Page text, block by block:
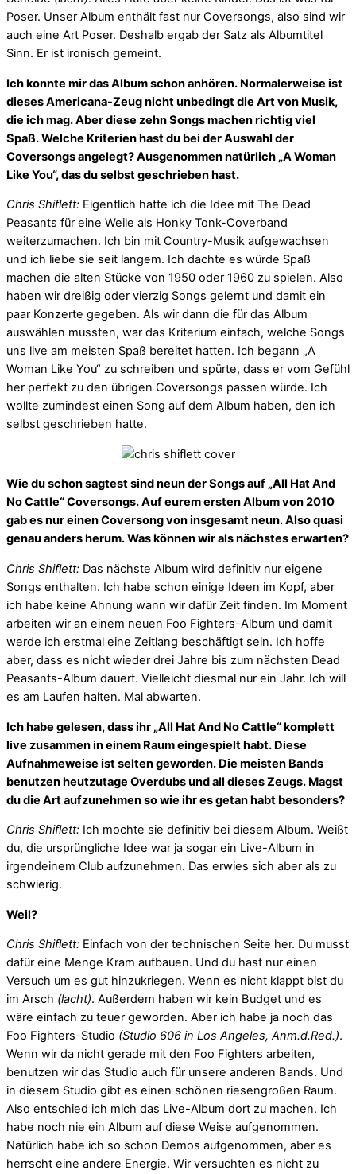
Poser. Unser Album enthält fast nur Coversongs, also sind wir
auch eine Art Poser. Deshalb ergab der Satz als Albumtitel
Sinn. Er ist ironisch gemeint.
Ich konnte mir das Album schon anhören. Normalerweise ist
dieses Americana-Zeug nicht unbedingt die Art von Musik,
die ich mag. Aber diese zehn Songs machen richtig viel
Spaß. Welche Kriterien hast du bei der Auswahl der
Coversongs angelegt? Ausgenommen natürlich „A Woman
Like You“, das du selbst geschrieben hast.
Chris Shiflett: Eigentlich hatte ich die Idee mit The Dead
Peasants für eine Weile als Honky Tonk-Coverband
weiterzumachen. Ich bin mit Country-Musik aufgewachsen
und ich liebe sie seit langem. Ich dachte es würde Spaß
machen die alten Stücke von 1950 oder 1960 zu spielen. Also
haben wir dreißig oder vierzig Songs gelernt und damit ein
paar Konzerte gegeben. Als wir dann die für das Album
auswählen mussten, war das Kriterium einfach, welche Songs
uns live am meisten Spaß bereitet hatten. Ich begann „A
Woman Like You“ zu schreiben und spürte, dass er vom Gefühl
her perfekt zu den übrigen Coversongs passen würde. Ich
wollte zumindest einen Song auf dem Album haben, den ich
selbst geschrieben hatte.
Wie du schon sagtest sind neun der Songs auf „All Hat And
No Cattle“ Coversongs. Auf eurem ersten Album von 2010
gab es nur einen Coversong von insgesamt neun. Also quasi
genau anders herum. Was können wir als nächstes erwarten?
Chris Shiflett: Das nächste Album wird definitiv nur eigene
Songs enthalten. Ich habe schon einige Ideen im Kopf, aber
ich habe keine Ahnung wann wir dafür Zeit finden. Im Moment
arbeiten wir an einem neuen Foo Fighters-Album und damit
werde ich erstmal eine Zeitlang beschäftigt sein. Ich hoffe
aber, dass es nicht wieder drei Jahre bis zum nächsten Dead
Peasants-Album dauert. Vielleicht diesmal nur ein Jahr. Ich will
es am Laufen halten. Mal abwarten.
Ich habe gelesen, dass ihr „All Hat And No Cattle“ komplett
live zusammen in einem Raum eingespielt habt. Diese
Aufnahmeweise ist selten geworden. Die meisten Bands
benutzen heutzutage Overdubs und all dieses Zeugs. Magst
du die Art aufzunehmen so wie ihr es getan habt besonders?
Chris Shiflett: Ich mochte sie definitiv bei diesem Album. Weißt
du, die ursprüngliche Idee war ja sogar ein Live-Album in
irgendeinem Club aufzunehmen. Das erwies sich aber als zu
schwierig.
Weil?
Chris Shiflett: Einfach von der technischen Seite her. Du musst
dafür eine Menge Kram aufbauen. Und du hast nur einen
Versuch um es gut hinzukriegen. Wenn es nicht klappt bist du
im Arsch (lacht). Außerdem haben wir kein Budget und es
wäre einfach zu teuer geworden. Aber ich habe ja noch das
Foo Fighters-Studio (Studio 606 in Los Angeles, Anm.d.Red.).
Wenn wir da nicht gerade mit den Foo Fighters arbeiten,
benutzen wir das Studio auch für unsere anderen Bands. Und
in diesem Studio gibt es einen schönen riesengroßen Raum.
Also entschied ich mich das Live-Album dort zu machen. Ich
habe noch nie ein Album auf diese Weise aufgenommen.
Natürlich habe ich so schon Demos aufgenommen, aber es
herrscht eine andere Energie. Wir versuchten es nicht zu